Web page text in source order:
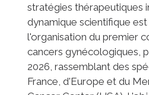
stratégies thérapeutiques
dynamique scientifique
l'organisation du premier
cancers gynécologiques,
2026, rassemblant des
France, d'Europe et du